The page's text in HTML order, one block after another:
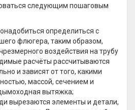
следующим пошаговым
определиться с
флюгера, таким образом,
воздействия на трубу
расчёты рассчитываются
и зависят от того, какими
массой, сечением и
вытяжка;
вырезаются элементы и детали,